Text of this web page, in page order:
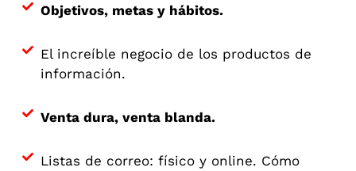
Objetivos, metas y hábitos.
El increíble negocio de los productos de
información.
Venta dura, venta blanda.
Listas de correo: físico y online. Cómo